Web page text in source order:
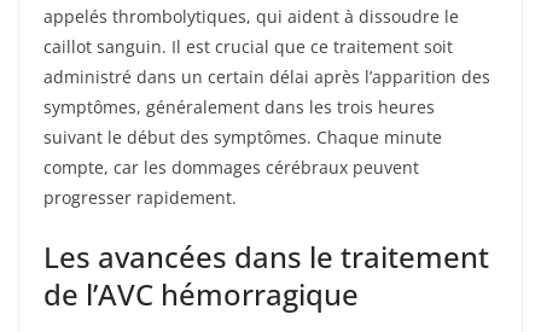
appelés thrombolytiques, qui aident à dissoudre le
caillot sanguin. Il est crucial que ce traitement soit
administré dans un certain délai après l’apparition des
symptômes, généralement dans les trois heures
suivant le début des symptômes. Chaque minute
compte, car les dommages cérébraux peuvent
progresser rapidement.
Les avancées dans le traitement
de l’AVC hémorragique